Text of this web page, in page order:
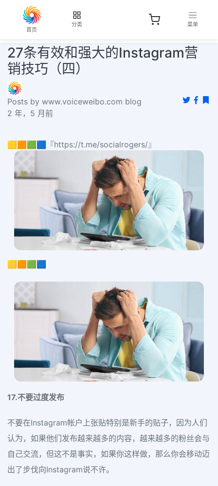
首页
分类 菜单
27条有效和强大的Instagram营
销技巧（四）
Posts by www.voiceweibo.com blog
2 年，5 月前
🟨🟧🟩🟦『https://t.me/socialrogers/』
🟨🟧🟩🟦
17.不要过度发布
不要在Instagram帐户上张贴特别是新手的贴子，因为人们
认为，如果他们发布越来越多的内容，越来越多的粉丝会与
自己交流，但这不是事实，如果你这样做，那么你会移动迈
出了步伐向Instagram说不许。